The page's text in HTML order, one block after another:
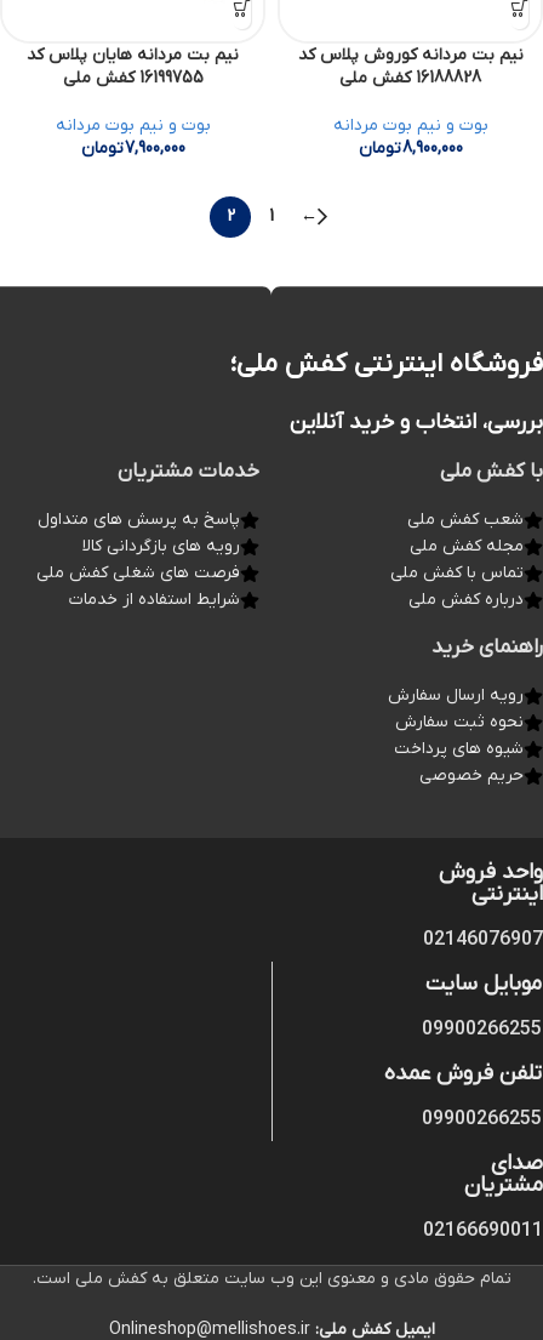
نیم بت مردانه کوروش پلاس کد
16188828 کفش ملی
بوت و نیم بوت مردانه
8,900,000تومان
نیم بت مردانه هایان پلاس کد
16199755 کفش ملی
بوت و نیم بوت مردانه
7,900,000تومان
←
1
2
فروشگاه اینترنتی کفش ملی؛
بررسی، انتخاب و خرید آنلاین
با کفش ملی
شعب کفش ملی
مجله کفش ملی
تماس با کفش ملی
درباره کفش ملی
خدمات مشتریان
پاسخ به پرسش های متداول
رویه های بازگردانی کالا
فرصت های شغلی کفش ملی
شرایط استفاده از خدمات
راهنمای خرید
رویه ارسال سفارش
نحوه ثبت سفارش
شیوه های پرداخت
حریم خصوصی
واحد فروش
اینترنتی
02146076907
موبایل سایت
09900266255
تلفن فروش عمده
09900266255
صدای
مشتریان
02166690011
تمام حقوق مادی و معنوی این وب سایت متعلق به کفش ملی است.
ایمیل کفش ملی:Onlineshop@mellishoes.ir